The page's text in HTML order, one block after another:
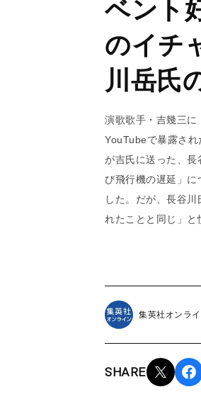
ベント
のイチ
川岳氏
演歌歌手・吉幾三に
YouTubeで暴露さ
が吉氏に送った、長
び飛行機の遅延」に
した。だが、長谷
れたことと同じ」と
集英社オンラ
SHARE